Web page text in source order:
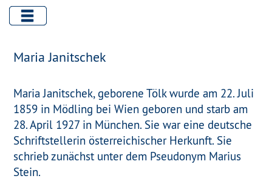
Maria Janitschek
Maria Janitschek, geborene Tölk wurde am 22. Juli
1859 in Mödling bei Wien geboren und starb am
28. April 1927 in München. Sie war eine deutsche
Schriftstellerin österreichischer Herkunft. Sie
schrieb zunächst unter dem Pseudonym Marius
Stein.